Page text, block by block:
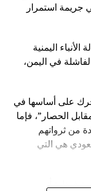
استمرار
اليمنية
في اليمن،
على أساسها في
الحصار”، فإما
من ثرواتهم
هي التي